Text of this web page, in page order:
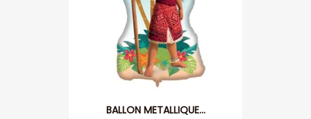
BALLON METALLIQUE...